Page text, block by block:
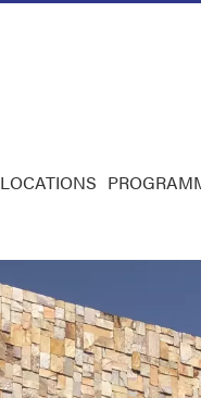
LOCATIONS